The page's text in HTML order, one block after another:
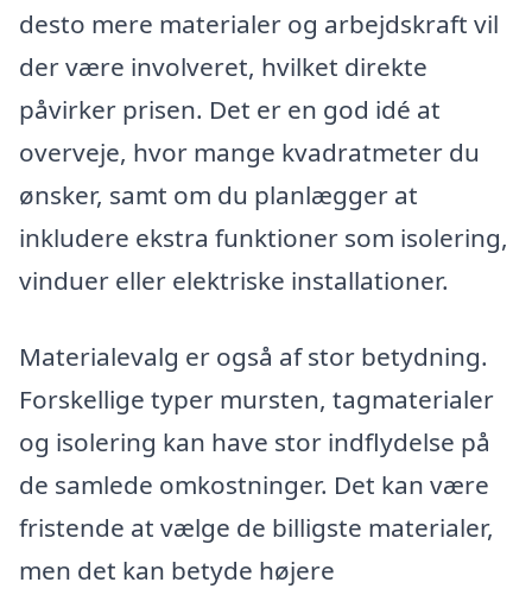
desto mere materialer og arbejdskraft vil
der være involveret, hvilket direkte
påvirker prisen. Det er en god idé at
overveje, hvor mange kvadratmeter du
ønsker, samt om du planlægger at
inkludere ekstra funktioner som isolering,
vinduer eller elektriske installationer.
Materialevalg er også af stor betydning.
Forskellige typer mursten, tagmaterialer
og isolering kan have stor indflydelse på
de samlede omkostninger. Det kan være
fristende at vælge de billigste materialer,
men det kan betyde højere